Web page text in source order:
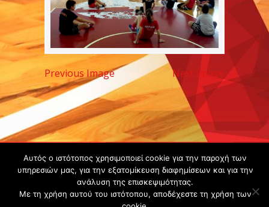
Previous Image Next Image
Copyright ©
2020 -
Gsperamatosermis.gr
All rights
Αυτός ο ιστότοπος χρησιμοποιεί cookie για την παροχή των
υπηρεσιών μας, για την εξατομίκευση διαφημίσεων και για την
ανάλυση της επισκεψιμότητας.
Με τη χρήση αυτού του ιστότοπου, αποδέχεστε τη χρήση των